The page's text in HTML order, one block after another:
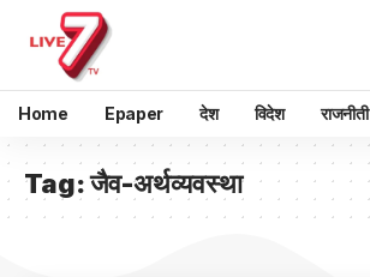
Home Epaper देश विदेश राजनीती
Tag:जैव-अर्थव्यवस्था